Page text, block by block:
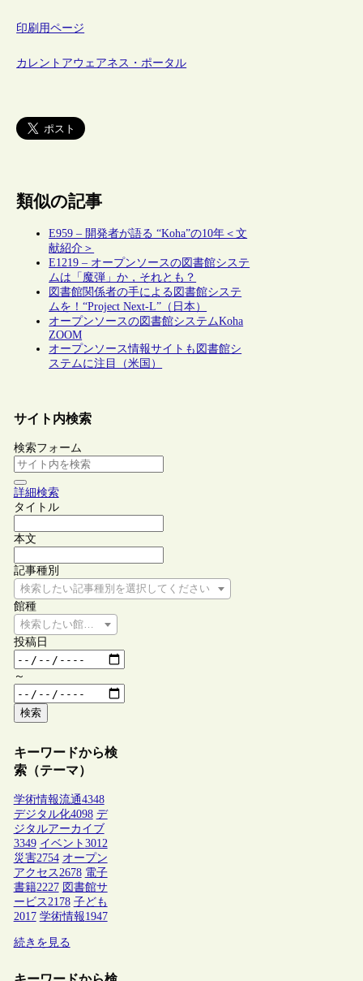
印刷用ページ
カレントアウェアネス・ポータル
類似の記事
E959 – 開発者が語る “Koha”の10年＜文
献紹介＞
E1219 – オープンソースの図書館システ
ムは「魔弾」か，それとも？
図書館関係者の手による図書館システ
ムを！“Project Next-L”（日本）
オープンソースの図書館システムKoha
ZOOM
オープンソース情報サイトも図書館シ
ステムに注目（米国）
サイト内検索
検索フォーム
詳細検索
タイトル
本文
記事種別
検索したい記事種別を選択してください
館種
検索したい館種を選択してください
投稿日
～
検索
キーワードから検
索（テーマ）
学術情報流通4348
デジタル化4098 デ
ジタルアーカイブ
3349 イベント 3012
災害2754 オープン
アクセス2678 電子
書籍2227 図書館サ
ービス2178 子ども
2017 学術情報1947
続きを見る